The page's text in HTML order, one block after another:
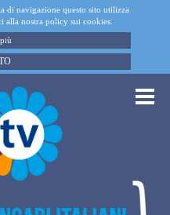
di navigazione questo sito utilizza
alla nostra policy sui cookies.